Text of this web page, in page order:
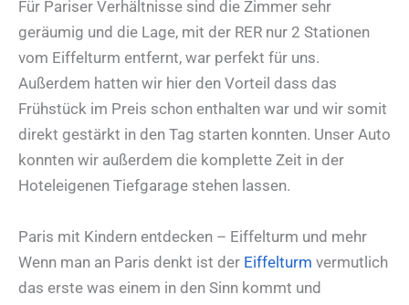
Für Pariser Verhältnisse sind die Zimmer sehr
geräumig und die Lage, mit der RER nur 2 Stationen
vom Eiffelturm entfernt, war perfekt für uns.
Außerdem hatten wir hier den Vorteil dass das
Frühstück im Preis schon enthalten war und wir somit
direkt gestärkt in den Tag starten konnten. Unser Auto
konnten wir außerdem die komplette Zeit in der
Hoteleigenen Tiefgarage stehen lassen.
Paris mit Kindern entdecken – Eiffelturm und mehr
Wenn man an Paris denkt ist der Eiffelturm vermutlich
das erste was einem in den Sinn kommt und